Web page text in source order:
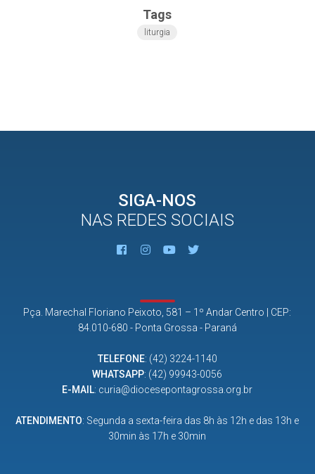
Tags
liturgia
SIGA-NOS
NAS REDES SOCIAIS
Pça. Marechal Floriano Peixoto, 581 – 1º Andar Centro | CEP:
84.010-680 - Ponta Grossa - Paraná
TELEFONE: (42) 3224-1140
WHATSAPP: (42) 99943-0056
E-MAIL: curia@diocesepontagrossa.org.br
ATENDIMENTO: Segunda a sexta-feira das 8h às 12h e das 13h e
30min às 17h e 30min